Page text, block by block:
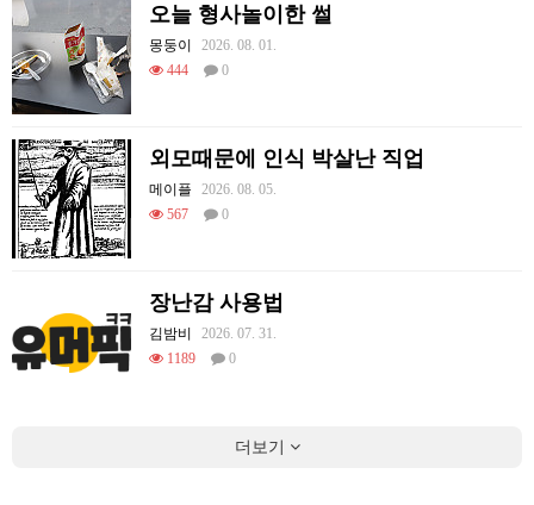
오늘 형사놀이한 썰
몽둥이
2026. 08. 01.
444
0
외모때문에 인식 박살난 직업
메이플
2026. 08. 05.
567
0
장난감 사용법
김밤비
2026. 07. 31.
1189
0
더보기